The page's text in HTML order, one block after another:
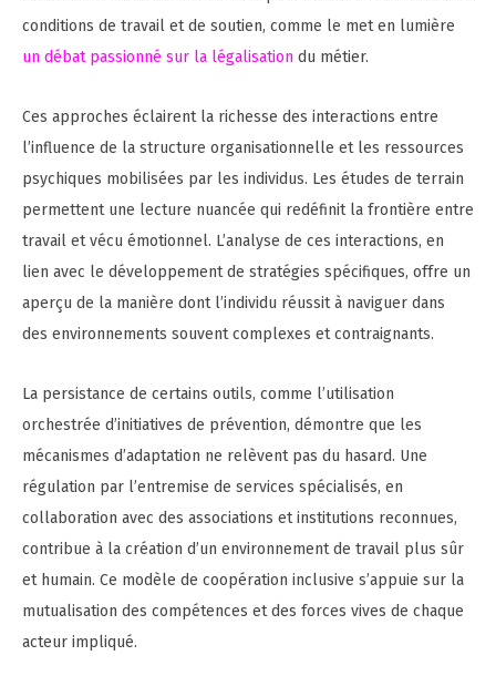
conditions de travail et de soutien, comme le met en lumière
un débat passionné sur la légalisation du métier.
Ces approches éclairent la richesse des interactions entre
l’influence de la structure organisationnelle et les ressources
psychiques mobilisées par les individus. Les études de terrain
permettent une lecture nuancée qui redéfinit la frontière entre
travail et vécu émotionnel. L’analyse de ces interactions, en
lien avec le développement de stratégies spécifiques, offre un
aperçu de la manière dont l’individu réussit à naviguer dans
des environnements souvent complexes et contraignants.
La persistance de certains outils, comme l’utilisation
orchestrée d’initiatives de prévention, démontre que les
mécanismes d’adaptation ne relèvent pas du hasard. Une
régulation par l’entremise de services spécialisés, en
collaboration avec des associations et institutions reconnues,
contribue à la création d’un environnement de travail plus sûr
et humain. Ce modèle de coopération inclusive s’appuie sur la
mutualisation des compétences et des forces vives de chaque
acteur impliqué.